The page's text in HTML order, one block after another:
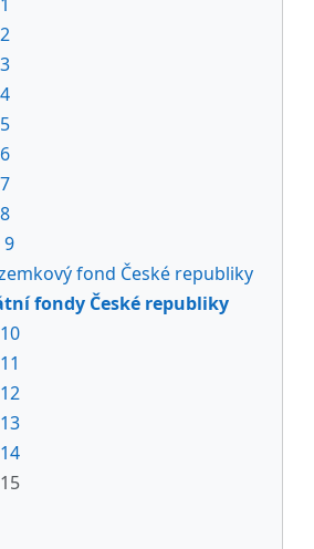
9
fond České republiky
fondy České republiky